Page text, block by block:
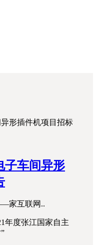
子车间异形
家互联网..